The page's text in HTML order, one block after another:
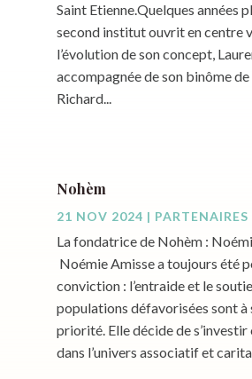
Saint Etienne.Quelques années
second institut ouvrit en centre
l’évolution de son concept,
accompagnée de son binôme
Richard...
Nohèm
21 NOV 2024 | PARTENAIRES
La fondatrice de Nohèm :
Noémie Amisse a toujours été
conviction : l’entraide et le
populations défavorisées sont à
priorité. Elle décide de
dans l’univers associatif et